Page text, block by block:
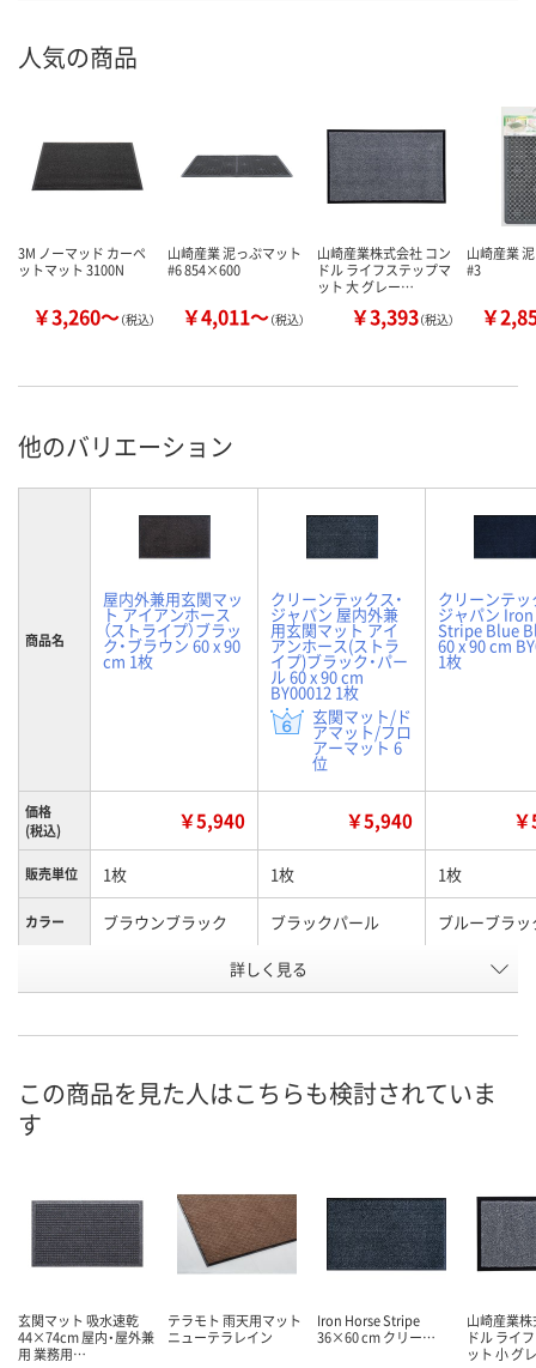
人気の商品
3M ノーマッド カーペ
ットマット 3100N
￥3,260～（税込）
山崎産業 泥っぷマット
#6 854×600
￥4,011～（税込）
山崎産業株式会社 コン
ドル ライフステップマ
ット 大 グレー…
￥3,393（税込）
山崎産業
#3
￥
他のバリエーション
商品名
屋内外兼用玄関マッ
ト アイアンホース
（ストライプ）ブラッ
ク・ブラウン 60 x 90
cm 1枚
クリーンテックス・
ジャパン 屋内外兼
用玄関マット アイ
アンホース(ストラ
イプ)ブラック・パー
ル 60 x 90 cm
BY00012 1枚
玄関マット/ド
アマット/フロ
アーマット 6
位
クリーンテッ
ジャパン
Stripe Blue
60 x 90 cm
1枚
価格
(税込)
￥5,940 ￥5,940
販売単位 1枚 1枚 1枚
カラー ブラウンブラック ブラックパール ブルーブラッ
E692410 E692413
8月11日（火）
カゴへ カ
詳しく見る
この商品を見た人はこちらも検討されていま
す
玄関マット 吸水速乾
44×74cm 屋内・屋外兼
用 業務用…
テラモト 雨天用マット
ニューテラレイン
Iron Horse Stripe
36×60 cm クリー…
山崎産業
ドル ライ
ット 小 グ